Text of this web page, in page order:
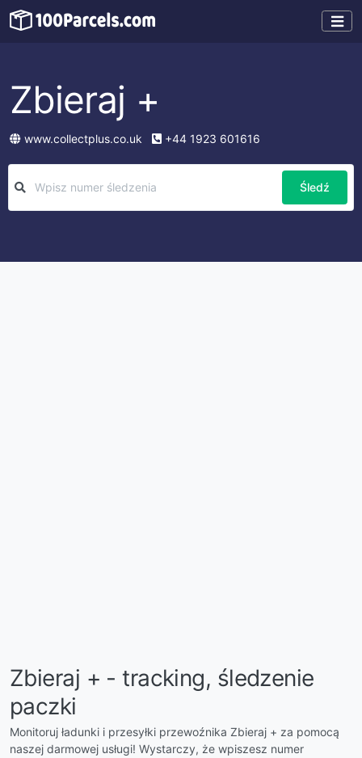
Zbieraj +
www.collectplus.co.uk +44 1923 601616
Śledź
Zbieraj + - tracking, śledzenie
paczki
Monitoruj ładunki i przesyłki przewoźnika Zbieraj + za pomocą
naszej darmowej usługi! Wystarczy, że wpiszesz numer